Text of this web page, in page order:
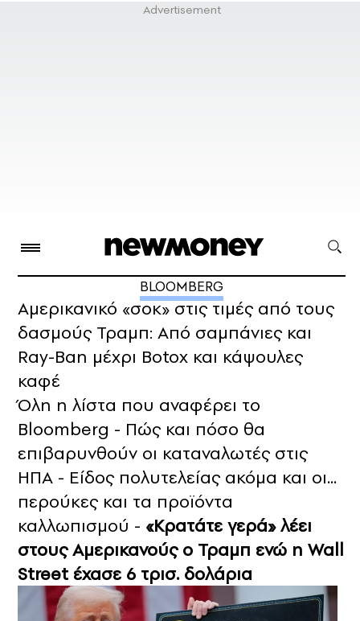
BLOOMBERG
Αμερικανικό «σοκ» στις τιμές από τους
δασμούς Τραμπ: Από σαμπάνιες και
Ray-Ban μέχρι Botox και κάψουλες
καφέ
Όλη η λίστα που αναφέρει το
Bloomberg - Πώς και πόσο θα
επιβαρυνθούν οι καταναλωτές στις
ΗΠΑ - Είδος πολυτελείας ακόμα και οι...
περούκες και τα προϊόντα
καλλωπισμού - «Κρατάτε γερά» λέει
στους Αμερικανούς ο Τραμπ ενώ η Wall
Street έχασε 6 τρισ. δολάρια